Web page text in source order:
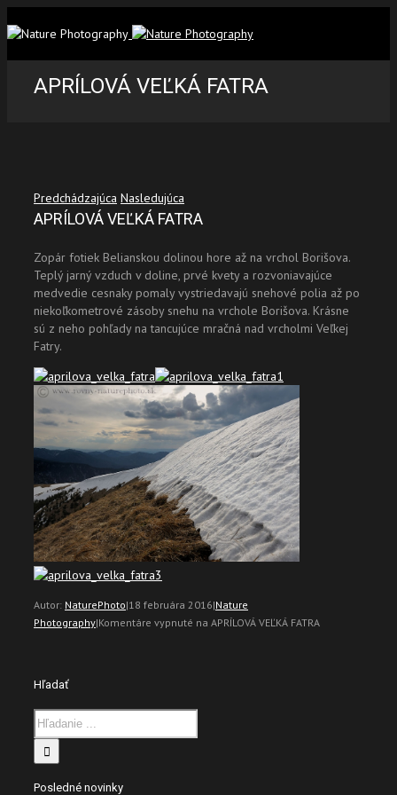
APRÍLOVÁ VEĽKÁ FATRA
Predchádzajúca Nasledujúca
APRÍLOVÁ VEĽKÁ FATRA
Zopár fotiek Belianskou dolinou hore až na vrchol Borišova.
Teplý jarný vzduch v doline, prvé kvety a rozvoniavajúce
medvedie cesnaky pomaly vystriedavajú snehové polia až po
niekoľkometrové zásoby snehu na vrchole Borišova. Krásne
sú z neho pohľady na tancujúce mračná nad vrcholmi Veľkej
Fatry.
Autor: NaturePhoto|18 februára 2016|Nature
Photography|Komentáre vypnuté na APRÍLOVÁ VEĽKÁ FATRA
Hľadať
Posledné novinky